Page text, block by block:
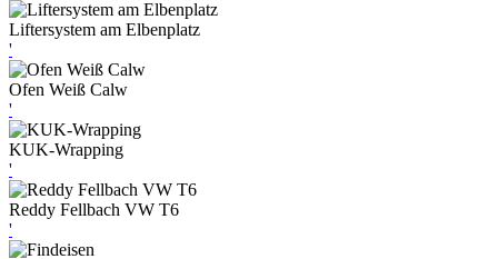
Liftersystem am Elbenplatz
'
Ofen Weiß Calw
'
KUK-Wrapping
'
Reddy Fellbach VW T6
'